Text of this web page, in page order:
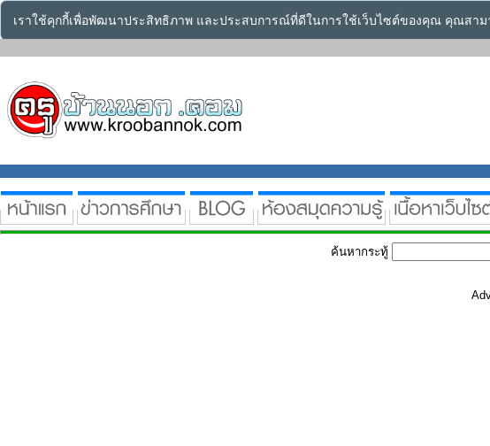
เราใช้คุกกี้เพื่อพัฒนาประสิทธิภาพ และประสบการณ์ที่ดีในการใช้เว็บไซต์ของคุณ คุณสาม
ค้นหากระทู้